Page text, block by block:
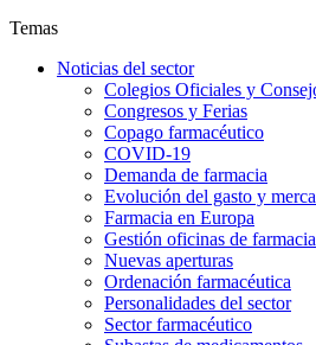
Temas
Noticias del sector
Colegios Oficiales y
Congresos y Ferias
Copago farmacéutico
COVID-19
Demanda de farmacia
Evolución del gasto y
Farmacia en Europa
Gestión oficinas de farmacia
Nuevas aperturas
Ordenación farmacéutica
Personalidades del sector
Sector farmacéutico